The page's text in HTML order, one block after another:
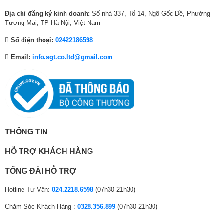
Công nghệ làm lạnh + công nghệ bảo quản
thực phẩm
– Tủ lạnh LG được trang bị công nghệ làm lạnh đa chiều
giúp phân bổ khí lạnh đều khắp tủ, đảm bảo nhiệt độ ổn định cho từng
ngăn.
– Công nghệ LINEARCooling giúp duy trì nhiệt độ ổn định với độ dao
động thấp, giúp thực phẩm tươi lâu hơn so với các tủ lạnh thông
thường.
0
₫
0
0
0
Địa chỉ đăng ký kinh doanh: Số nhà 337, Tổ 14, Ngõ Gốc Đề, Phường
Tương Mai, TP Hà Nội, Việt Nam
Số điện thoại: 02422186598
Email: info.sgt.co.ltd@gmail.com
THÔNG TIN
HỖ TRỢ KHÁCH HÀNG
TỔNG ĐÀI HỖ TRỢ
Hotline Tư Vấn: 024.2218.6598 (07h30-21h30)
Chăm Sóc Khách Hàng : 0328.356.899 (07h30-21h30)